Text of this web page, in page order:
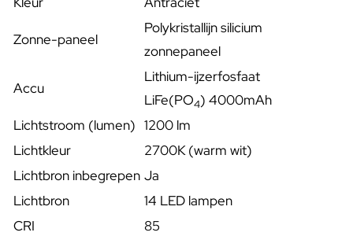
Zonne-paneel
Polykristallijn silicium
zonnepaneel
Accu
Lithium-ijzerfosfaat
LiFe(PO4) 4000mAh
Lichtstroom (lumen) 1200 lm
Lichtkleur
2700K (warm wit)
Lichtbron inbegrepen Ja
Lichtbron
14 LED lampen
CRI
85